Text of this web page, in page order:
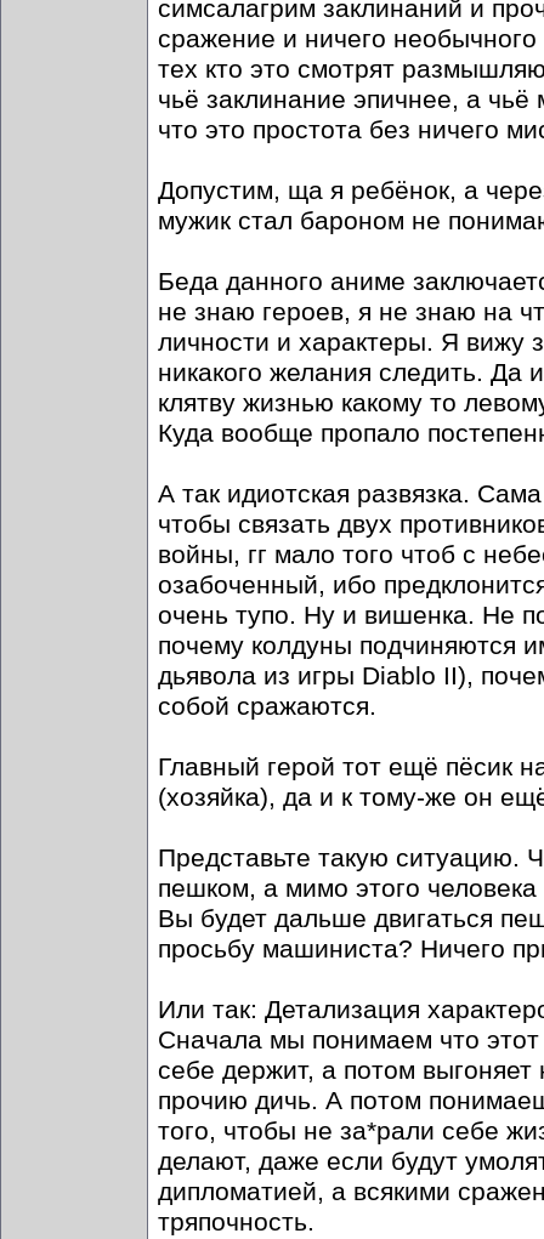
симсалагрим заклинаний и
сражение и ничего
тех кто это смотрят
чьё заклинание эпичнее, а
что это простота без ничего
Допустим, ща я ребёнок, а
мужик стал бароном не
Беда данного аниме
не знаю героев, я не знаю на
личности и характеры. Я вижу
никакого желания следить. Да
клятву жизнью какому то
Куда вообще пропало
А так идиотская развязка.
чтобы связать двух
войны, гг мало того чтоб с
озабоченный, ибо
очень тупо. Ну и вишенка. Не
почему колдуны подчиняются
дьявола из игры Diablo II),
собой сражаются.
Главный герой тот ещё пёсик
(хозяйка), да и к тому-же он
Представьте такую ситуацию.
пешком, а мимо этого
Вы будет дальше двигаться
просьбу машиниста? Ничего
Или так: Детализация
Сначала мы понимаем что
себе держит, а потом
прочию дичь. А потом
того, чтобы не за*рали себе
делают, даже если будут
дипломатией, а всякими
тряпочность.